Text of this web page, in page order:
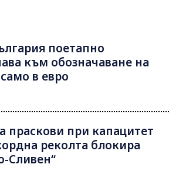
поетапно
към обозначаване на
в евро
праскови при капацитет
реколта блокира
Сливен“